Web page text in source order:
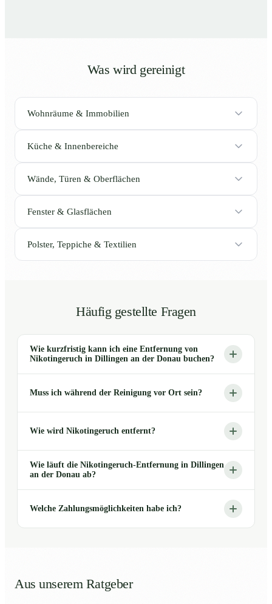
Was wird gereinigt
Wohnräume & Immobilien
Küche & Innenbereiche
Wände, Türen & Oberflächen
Fenster & Glasflächen
Polster, Teppiche & Textilien
Häufig gestellte Fragen
Wie kurzfristig kann ich eine Entfernung von
Nikotingeruch in Dillingen an der Donau buchen?
Muss ich während der Reinigung vor Ort sein?
Wie wird Nikotingeruch entfernt?
Wie läuft die Nikotingeruch-Entfernung in Dillingen
an der Donau ab?
Welche Zahlungsmöglichkeiten habe ich?
Aus unserem Ratgeber